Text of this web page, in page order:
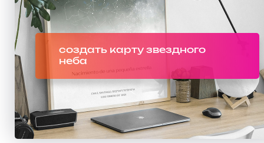
создать карту звездного
неба